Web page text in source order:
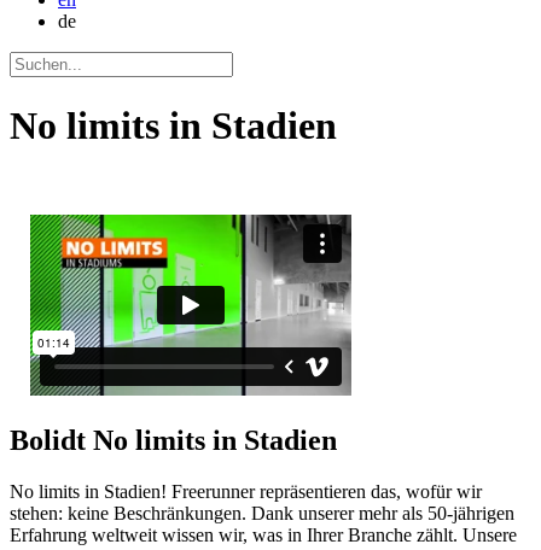
de
No limits in Stadien
Bolidt No limits in Stadien
No limits in Stadien! Freerunner repräsentieren das, wofür wir
stehen: keine Beschränkungen. Dank unserer mehr als 50-jährigen
Erfahrung weltweit wissen wir, was in Ihrer Branche zählt. Unsere